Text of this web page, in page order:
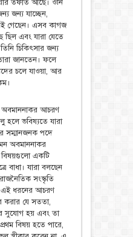
তফাত আছে। ওনি
জন্য যাচ্ছেন,
গেছেন। এসব কাগজ
ছিল এবং যারা যেতে
চিকিৎসার জন্য
জানতেন। ফলে
চলে যাওয়া, আর
অবমাননাকর আচরণ
হলে ভবিষ্যতে যারা
সম্মানজনক পদে
অবমাননাকর
বিষয়গুলো একটি
বাধা। যারা বলছেন
সংস্কৃতি
এই ধরনের আচরণ
করার যে সততা,
সুযোগ হয় এবং তা
বিষয় হতে পারে,